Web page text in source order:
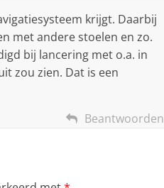
krijgt. Daarbij
met andere stoelen en zo.
bij lancering met o.a. in
zou zien. Dat is een
Beantwoorden